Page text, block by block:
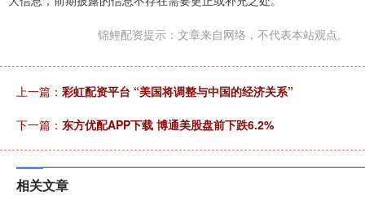
锦鲤配资提示：文章来自网络，不代表本站观点。
上一篇： 彩虹配资平台 “美国将调整与中国的经济关系”
下一篇： 东方优配APP下载 博通美股盘前下跌6.2%
相关文章